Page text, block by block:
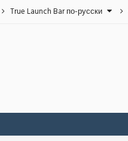
True Launch Bar по-русски